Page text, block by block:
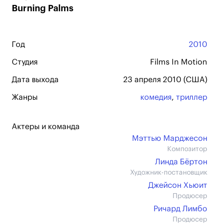
Burning Palms
Год 2010
Студия Films In Motion
Дата выхода 23 апреля 2010 (США)
Жанры комедия, триллер
Актеры и команда
Мэттью Марджесон
Композитор
Линда Бёртон
Художник-постановщик
Джейсон Хьюит
Продюсер
Ричард Лимбо
Продюсер